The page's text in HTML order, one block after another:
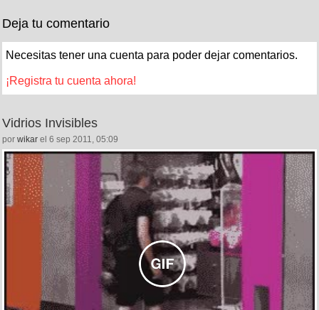
Deja tu comentario
Necesitas tener una cuenta para poder dejar comentarios.
¡Registra tu cuenta ahora!
Vidrios Invisibles
por wikar el 6 sep 2011, 05:09